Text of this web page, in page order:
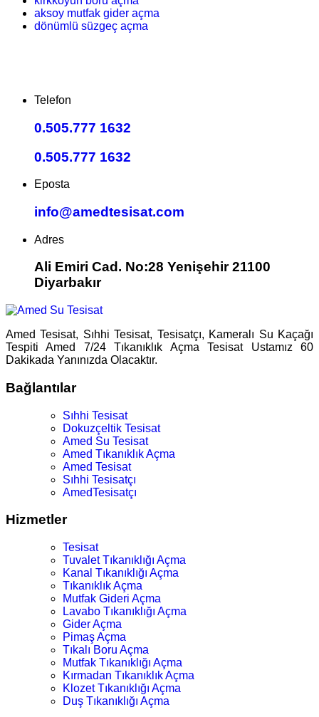
aksoy mutfak gider açma
dönümlü süzgeç açma
Telefon
0.505.777 1632
0.505.777 1632
Eposta
info@amedtesisat.com
Adres
Ali Emiri Cad. No:28 Yenişehir 21100
Diyarbakır
Amed Tesisat, Sıhhi Tesisat, Tesisatçı, Kameralı Su Kaçağı
Tespiti Amed 7/24 Tıkanıklık Açma Tesisat Ustamız 60
Dakikada Yanınızda Olacaktır.
Bağlantılar
Sıhhi Tesisat
Dokuzçeltik Tesisat
Amed Su Tesisat
Amed Tıkanıklık Açma
Amed Tesisat
Sıhhi Tesisatçı
AmedTesisatçı
Hizmetler
Tesisat
Tuvalet Tıkanıklığı Açma
Kanal Tıkanıklığı Açma
Tıkanıklık Açma
Mutfak Gideri Açma
Lavabo Tıkanıklığı Açma
Gider Açma
Pimaş Açma
Tıkalı Boru Açma
Mutfak Tıkanıklığı Açma
Kırmadan Tıkanıklık Açma
Klozet Tıkanıklığı Açma
Duş Tıkanıklığı Açma